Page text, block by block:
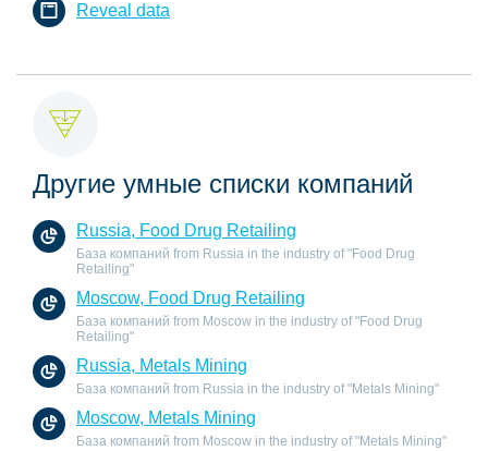
Reveal data
Другие умные списки компаний
Russia, Food Drug Retailing
База компаний from Russia in the industry of "Food Drug
Retailing"
Moscow, Food Drug Retailing
База компаний from Moscow in the industry of "Food Drug
Retailing"
Russia, Metals Mining
База компаний from Russia in the industry of "Metals Mining"
Moscow, Metals Mining
База компаний from Moscow in the industry of "Metals Mining"